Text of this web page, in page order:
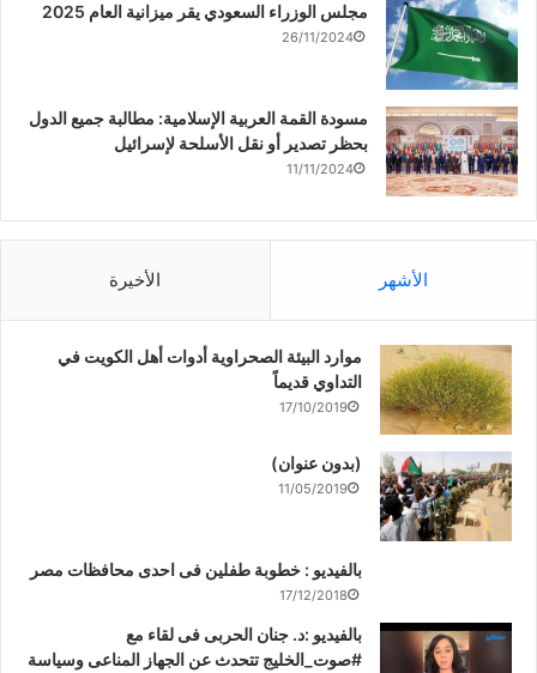
مجلس الوزراء السعودي يقر ميزانية العام 2025
26/11/2024
مسودة القمة العربية الإسلامية: مطالبة جميع الدول
بحظر تصدير أو نقل الأسلحة لإسرائيل
11/11/2024
الأشهر الأخيرة
موارد البيئة الصحراوية أدوات أهل الكويت في
التداوي قديماً
17/10/2019
(بدون عنوان)
11/05/2019
بالفيديو : خطوبة طفلين فى احدى محافظات مصر
17/12/2018
بالفيديو :د. جنان الحربى فى لقاء مع
#صوت_الخليج تتحدث عن الجهاز المناعى وسياسة